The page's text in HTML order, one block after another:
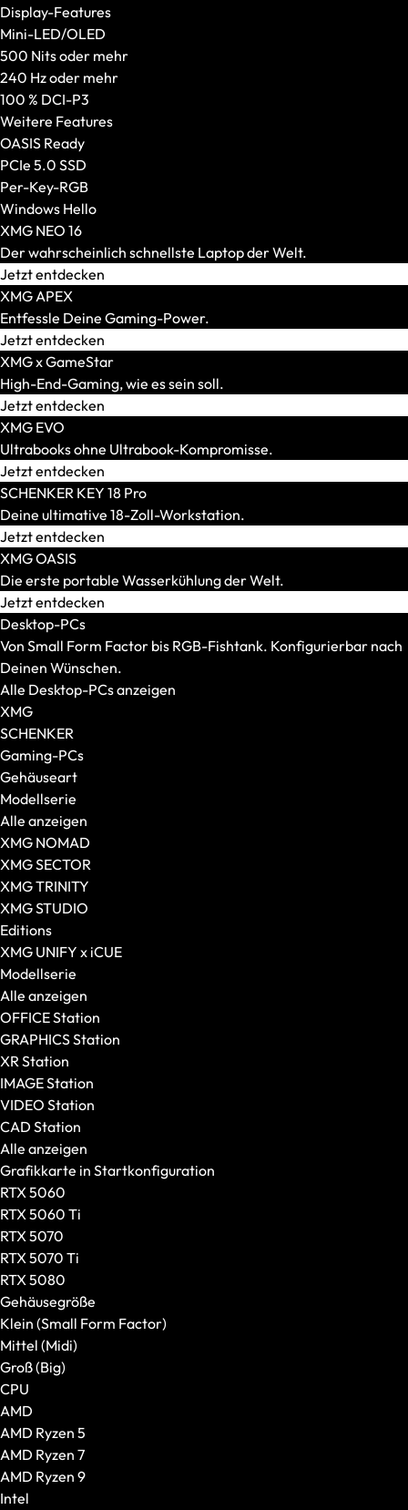
Display-Features
Mini-LED/OLED
500 Nits oder mehr
240 Hz oder mehr
100 % DCI-P3
Weitere Features
OASIS Ready
PCIe 5.0 SSD
Per-Key-RGB
Windows Hello
XMG NEO 16
Der wahrscheinlich schnellste Laptop der Welt.
Jetzt entdecken
XMG APEX
Entfessle Deine Gaming-Power.
Jetzt entdecken
XMG x GameStar
High-End-Gaming, wie es sein soll.
Jetzt entdecken
XMG EVO
Ultrabooks ohne Ultrabook-Kompromisse.
Jetzt entdecken
SCHENKER KEY 18 Pro
Deine ultimative 18-Zoll-Workstation.
Jetzt entdecken
XMG OASIS
Die erste portable Wasserkühlung der Welt.
Jetzt entdecken
Desktop-PCs
Von Small Form Factor bis RGB-Fishtank. Konfigurierbar nach
Deinen Wünschen.
Alle Desktop-PCs anzeigen
XMG
SCHENKER
Gaming-PCs
Gehäuseart
Modellserie
Alle anzeigen
XMG NOMAD
XMG SECTOR
XMG TRINITY
XMG STUDIO
Editions
XMG UNIFY x iCUE
Modellserie
Alle anzeigen
OFFICE Station
GRAPHICS Station
XR Station
IMAGE Station
VIDEO Station
CAD Station
Alle anzeigen
Grafikkarte in Startkonfiguration
RTX 5060
RTX 5060 Ti
RTX 5070
RTX 5070 Ti
RTX 5080
Gehäusegröße
Klein (Small Form Factor)
Mittel (Midi)
Groß (Big)
CPU
AMD
AMD Ryzen 5
AMD Ryzen 7
AMD Ryzen 9
Intel
AR-Brillen und Glasses
Alle anzeigen
AR-Headsets
Transport und Zubehör
Alle anzeigen
Transport und Lagerung
Zubehör und Peripherie
VR Ready-Laptops
Alle anzeigen
Marke / Modellserie
Mäuse
Alle anzeigen
Gaming-Mäuse
Kabellose Mäuse
Kabelgebundene Mäuse
Maus-Tastatur-Sets
Mauspads
Tastaturen
Alle anzeigen
Formfaktor
Switches